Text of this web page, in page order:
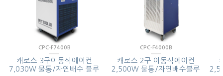
CPC-F7400B
캐로스 3구이동식에어컨
7,030W 물통/자연배수 블루
CPC-F4000B
캐로스 2구 이동식에어컨
2,500W 물통/자연배수블루